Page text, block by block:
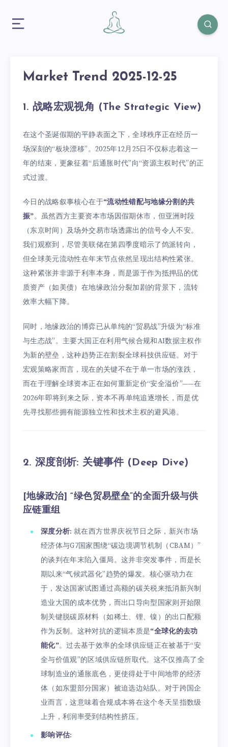
Market Trend 2025-12-25
1. 战略宏观视角 (The Strategic View)
在这个圣诞假期的平静表面之下，全球秩序正在经历一
场深刻的“板块漂移”。2025年12月25日不仅标志着这一
年的结束，更象征着“后通胀时代”向“资源主权时代”的正
式过渡。
今日的战略叙事核心在于“流动性错配与地缘分割的共
振”。虽然西方主要资本市场因假期休市，但亚洲时段
（东京时间）及场外交易市场透露出的信号令人不安。
我们观察到，尽管美联储在第四季度暗示了鸽派转向，
但全球美元流动性在年末节点依然呈现出结构性紧张。
这种紧张并非源于利率本身，而是源于作为抵押品的优
质资产（如美债）在地缘政治分裂加剧的背景下，流转
效率大幅下降。
同时，地缘政治的博弈已从单纯的“贸易战”升级为“标准
与生态战”。主要大国正在利用气候合规和AI数据主权作
为新的壁垒，这种趋势正在割裂全球科技供应链。对于
宏观策略家而言，现在的关键不在于单一市场的涨跌，
而在于理解全球资本正在如何重新定价“安全溢价”——在
2026年即将到来之际，资本不再单纯追逐增长，而是优
先寻找那些拥有能源独立性和技术主权的避风港。
2. 深度剖析: 关键事件 (Deep Dive)
[地缘政治] “绿色贸易壁垒”的全面升级与供
应链重组
深度分析: 就在西方世界庆祝节日之际，新兴市场
经济体与G7国家围绕“碳边境调节机制（CBAM）”
的谈判在年末陷入僵局。这并非突发事件，而是长
期以来“气候武器化”趋势的爆发。核心驱动力在
于，发达国家试图通过高额的碳关税来抵消新兴制
造业大国的成本优势，而出口导向型国家则开始限
制关键脱碳原材料（如稀土、锂、镍）的出口配额
作为反制。这种对抗的逻辑本质是“全球化的去功
能化”。过去基于效率的全球供应链正在被基于“安
全与价值观”的区域供应链所取代。这不仅推高了全
球制造业的通胀底色，更使得处于中间地带的经济
体（如东盟部分国家）被迫选边站队。对于跨国企
业而言，这意味着合规成本将在这个冬天呈指数级
上升，利润率受到结构性挤压。
影响评估: